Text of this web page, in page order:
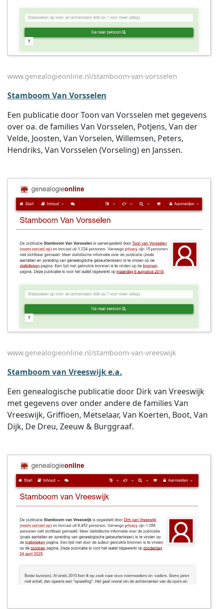
www.genealogieonline.nl/stamboom-van-vorsselen
Stamboom Van Vorsselen
Een publicatie door Toon van Vorsselen met gegevens
over oa. de families Van Vorsselen, Potjens, Van der
Velde, Joosten, Van Vorselen, Willemsen, Peters,
Hendriks, Van Vorsselen (Vorseling) en Janssen.
www.genealogieonline.nl/stamboom-van-vreeswijk
Stamboom van Vreeswijk e.a.
Een genealogische publicatie door Dirk van Vreeswijk
met gegevens over onder andere de families Van
Vreeswijk, Griffioen, Metselaar, Van Koerten, Boot, Van
Dijk, De Dreu, Zeeuw & Burggraaf.